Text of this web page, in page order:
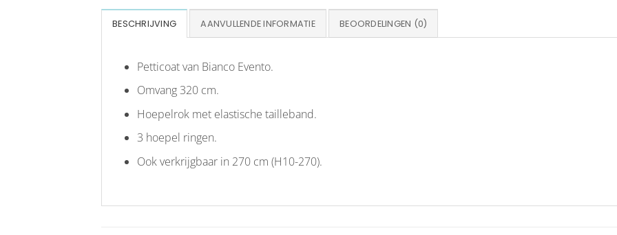
BESCHRIJVING AANVULLENDE INFORMATIE BEOORDELINGEN (0)
Petticoat van Bianco Evento.
Omvang 320 cm.
Hoepelrok met elastische tailleband.
3 hoepel ringen.
Ook verkrijgbaar in 270 cm (H10-270).